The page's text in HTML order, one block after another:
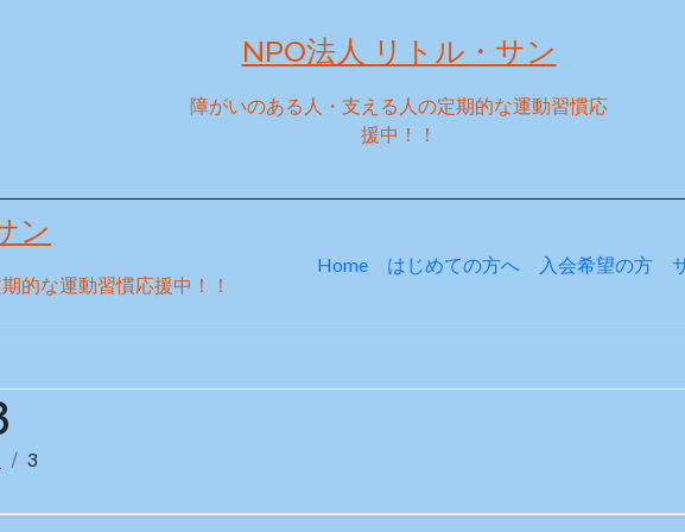
NPO法人 リトル・サン
障がいのある人・支える人の定期的な運動習慣応
援中！！
ン
的な運動習慣応援中！！
Home はじめての方へ 入会希望の方
3